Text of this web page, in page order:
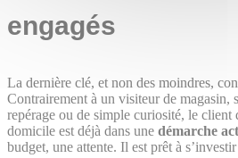
engagés
La dernière clé, et non des moindres,
Contrairement à un visiteur de magasin,
repérage ou de simple curiosité, le client
domicile est déjà dans une démarche
budget, une attente. Il est prêt à